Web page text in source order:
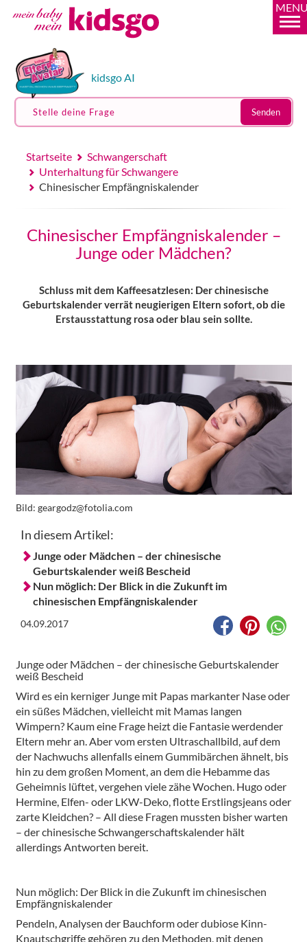
kidsgo AI
Stelle deine Frage Senden
Startseite
Schwangerschaft
Unterhaltung für Schwangere
Chinesischer Empfängniskalender
Chinesischer Empfängniskalender –
Junge oder Mädchen?
Schluss mit dem Kaffeesatzlesen: Der chinesische
Geburtskalender verrät neugierigen Eltern sofort, ob die
Erstausstattung rosa oder blau sein sollte.
Bild: geargodz@fotolia.com
In diesem Artikel:
Junge oder Mädchen – der chinesische
Geburtskalender weiß Bescheid
Nun möglich: Der Blick in die Zukunft im
chinesischen Empfängniskalender
04.09.2017
Junge oder Mädchen – der chinesische Geburtskalender
weiß Bescheid
Wird es ein kerniger Junge mit Papas markanter Nase oder
ein süßes Mädchen, vielleicht mit Mamas langen
Wimpern? Kaum eine Frage heizt die Fantasie werdender
Eltern mehr an. Aber vom ersten Ultraschallbild, auf dem
der Nachwuchs allenfalls einem Gummibärchen ähnelt, bis
hin zu dem großen Moment, an dem die Hebamme das
Geheimnis lüftet, vergehen viele zähe Wochen. Hugo oder
Hermine, Elfen- oder LKW-Deko, flotte Erstlingsjeans oder
zarte Kleidchen? – All diese Fragen mussten bisher warten
– der chinesische Schwangerschaftskalender hält
allerdings Antworten bereit.
Nun möglich: Der Blick in die Zukunft im chinesischen
Empfängniskalender
Pendeln, Analysen der Bauchform oder dubiose Kinn-
Knautschgriffe gehören zu den Methoden, mit denen